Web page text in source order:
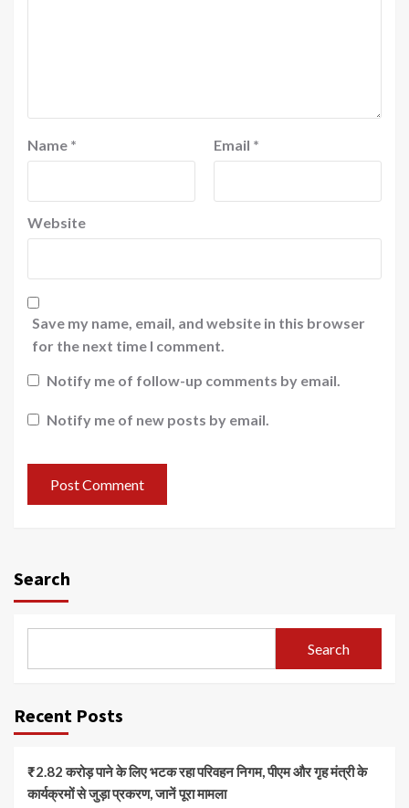
Name * Email *
Website
Save my name, email, and website in this browser
for the next time I comment.
Notify me of follow-up comments by email.
Notify me of new posts by email.
Search
Search
Recent Posts
₹2.82 करोड़ पाने के लिए भटक रहा परिवहन निगम, पीएम और गृह मंत्री के
कार्यक्रमों से जुड़ा प्रकरण, जानें पूरा मामला